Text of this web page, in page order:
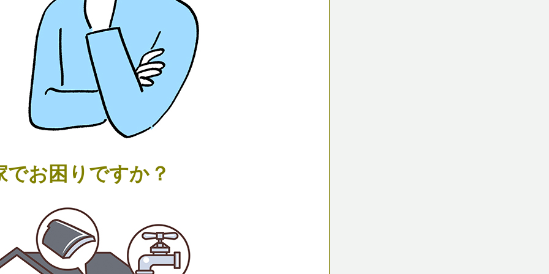
でお困りですか？